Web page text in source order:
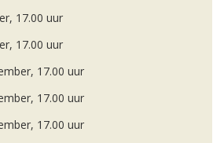
17.00 uur
17.00 uur
17.00 uur
17.00 uur
17.00 uur